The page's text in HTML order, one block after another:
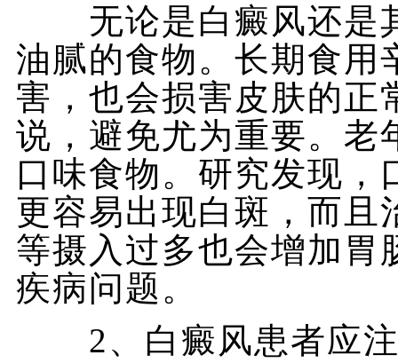
无论是白癜风还是
油腻的食物。长期食用
害，也会损害皮肤的正
说，避免尤为重要。老
口味食物。研究发现
更容易出现白斑，而且
等摄入过多也会增加胃
疾病问题。
2、白癜风患者应注